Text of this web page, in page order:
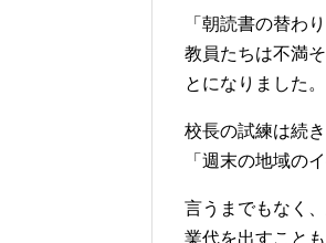
「朝読書の替わ
教員たちは不満
とになりました。
校長の試練は続
「週末の地域の
言うまでもなく
業代を出すこと